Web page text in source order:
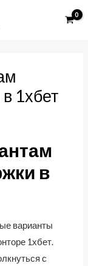
1хбет
в
варианты
1хбет.
с